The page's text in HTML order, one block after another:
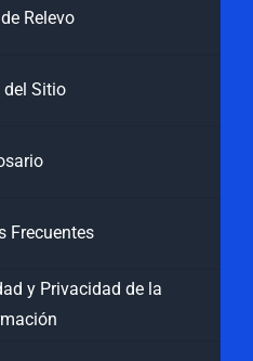
Relevo
del Sitio
Frecuentes
y Privacidad de la